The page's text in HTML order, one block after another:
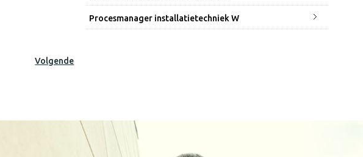
Volgende
Procesmanager installatietechniek W